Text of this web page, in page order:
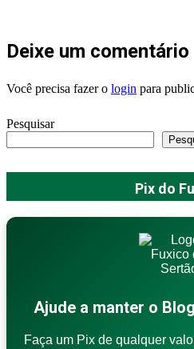
Deixe um comentário
Você precisa fazer o login para
Pesquisar
Pix do
Ajude a manter o
Faça um Pix de qualquer